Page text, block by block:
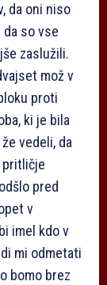
da oni niso
so vse
zaslužili.
mož v
proti
ki je bila
vedeli, da
pritličje
pred
v
imel kdo v
mi odmetati
bomo brez